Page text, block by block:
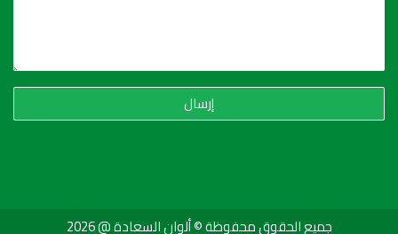
إرسال
جميع الحقوق محفوظة © ألوان السعادة @ 2026